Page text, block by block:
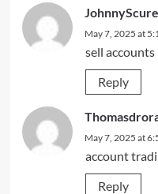
JohnnyScure
May 7, 2025 at
sell accounts
Reply
May 7, 2025 at
account
Reply